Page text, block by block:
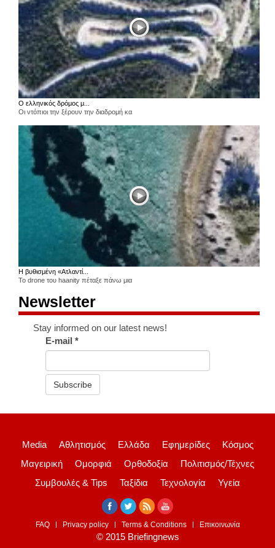
Ο ελληνικός δρόμος μ...
Οι ντόπιοι την ξέρουν την διαδρομή κα
Η βυθισμένη «Ατλαντί...
Το drone του haanity πέταξε πάνω μια
Newsletter
Stay informed on our latest news!
E-mail*
Subscribe
Media Αθλητισμός Ελλάδα Εφημερίδες
Κόσμος
Μαγειρική
Ομορφιά Ορθοδοξία
Πολιτισμός/Τέχνες
Συμβουλές & Tips
Ταξίδια Τεχνολογία Υγεία
FAQ Privacy policy Terms & Conditions Επικοινωνία
© 2015 Briefingnews